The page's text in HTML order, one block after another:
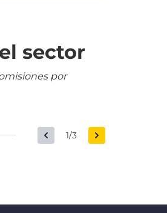
sector
por
1/3